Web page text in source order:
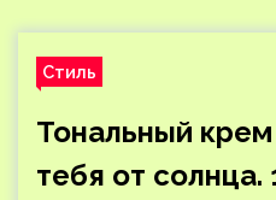
Стиль
Тональный
тебя от солнца.